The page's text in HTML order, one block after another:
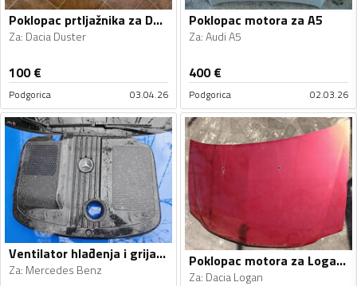
Poklopac prtljažnika za Duster
Za: Dacia Duster
100€
Podgorica 03.04.26
Poklopac motora za A5
Za:Audi A5
400€
Podgorica 02.03.26
Ventilator hlađenja i grijanja za
Za: Mercedes Benz Poklopac motora za Logan, Logan
Za: Dacia Logan